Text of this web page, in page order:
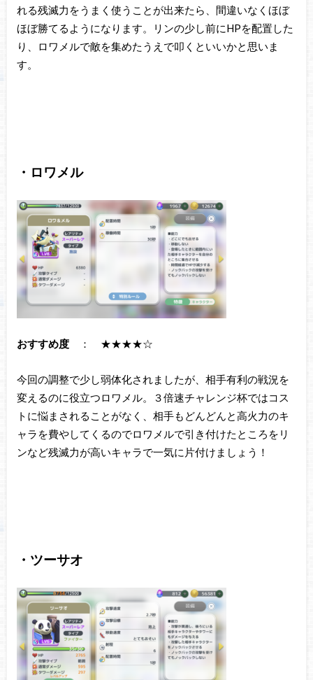
れる残滅力をうまく使うことが出来たら、間違いなくほぼ
ほぼ勝てるようになります。リンの少し前にHPを配置した
り、ロワメルで敵を集めたうえで叩くといいかと思いま
す。
・ロワメル
おすすめ度： ★★★★☆
今回の調整で少し弱体化されましたが、相手有利の戦況を
変えるのに役立つロワメル。３倍速チャレンジ杯ではコス
トに悩まされることがなく、相手もどんどんと高火力のキ
ャラを費やしてくるのでロワメルで引き付けたところをリ
ンなど残滅力が高いキャラで一気に片付けましょう！
・ツーサオ